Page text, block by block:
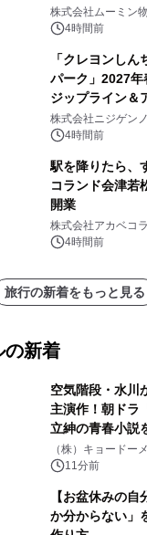
株式会社ムーミン
4時間前
「クレヨンし
パーク」2027年
ジップライン＆
のは今年が最後
ネムネ～大作戦
株式会社ニジゲン
4時間前
駅を降りたら
コランド会津若
開業
株式会社アカベコ
4時間前
旅行の新着をもっと見る
の新着
空気階段・水
主演作！朝ドラ
立紳の青春小説
マジで来い』キ
（株）キョードー
11分前
【お盆休みの
か分からない」